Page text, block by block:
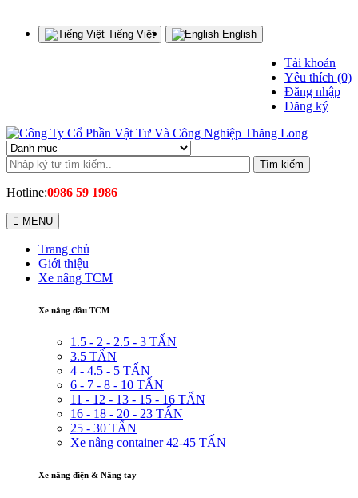
Tiếng Việt English
Tài khoản
Yêu thích (0)
Đăng nhập
Đăng ký
Tìm kiếm
Hotline:0986 59 1986
MENU
Trang chủ
Giới thiệu
Xe nâng TCM
Xe nâng dầu TCM
1.5 - 2 - 2.5 - 3 TẤN
3.5 TẤN
4 - 4.5 - 5 TẤN
6 - 7 - 8 - 10 TẤN
11 - 12 - 13 - 15 - 16 TẤN
16 - 18 - 20 - 23 TẤN
25 - 30 TẤN
Xe nâng container 42-45 TẤN
Xe nâng điện & Nâng tay